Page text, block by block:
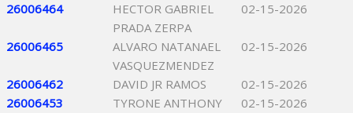
26006464
HECTOR GABRIEL
PRADA ZERPA
02-15-2026
26006465
ALVARO NATANAEL
VASQUEZMENDEZ
02-15-2026
26006462 DAVID JR RAMOS
02-15-2026
26006453
TYRONE ANTHONY
02-15-2026